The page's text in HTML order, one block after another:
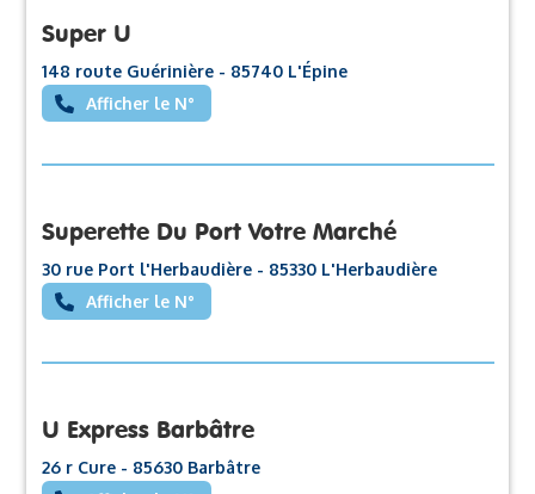
Super U
148 route Guérinière - 85740 L'Épine
Afficher le N°
Superette Du Port Votre Marché
30 rue Port l'Herbaudière - 85330 L'Herbaudière
Afficher le N°
U Express Barbâtre
26 r Cure - 85630 Barbâtre